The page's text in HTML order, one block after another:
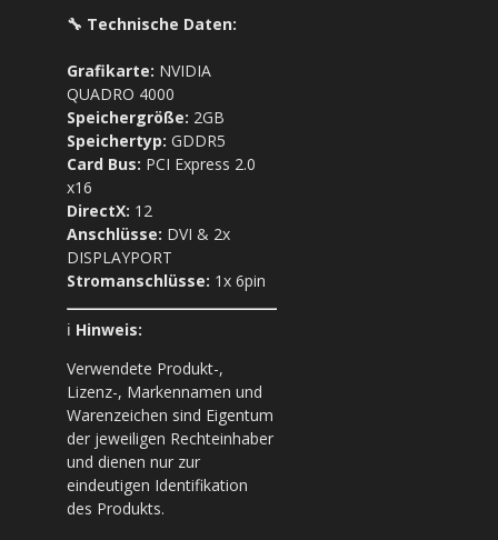
🔧 Technische Daten:
Grafikarte: NVIDIA
QUADRO 4000
Speichergröße: 2GB
Speichertyp: GDDR5
Card Bus: PCI Express 2.0
x16
DirectX: 12
Anschlüsse: DVI & 2x
DISPLAYPORT
Stromanschlüsse: 1x 6pin
ℹ️ Hinweis:
Verwendete Produkt-,
Lizenz-, Marken­namen und
Warenzeichen sind Eigentum
der jeweiligen Rechteinhaber
und dienen nur zur
eindeutigen Identifikation
des Produkts.